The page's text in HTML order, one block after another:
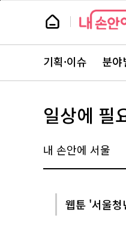
본
뉴
스
뉴
스
주
서
바
로
기획·이슈 분야
일상에 필
내 손안에 서울
웹툰 '서울청
페